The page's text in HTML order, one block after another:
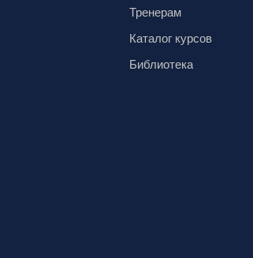
Тренерам
Каталог курсов
Библиотека